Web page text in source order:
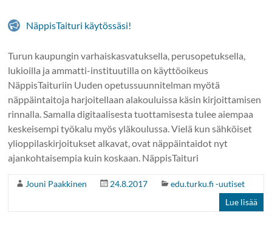
NäppisTaituri käytössäsi!
Turun kaupungin varhaiskasvatuksella, perusopetuksella,
lukioilla ja ammatti-instituutilla on käyttöoikeus
NäppisTaituriin Uuden opetussuunnitelman myötä
näppäintaitoja harjoitellaan alakouluissa käsin kirjoittamisen
rinnalla. Samalla digitaalisesta tuottamisesta tulee aiempaa
keskeisempi työkalu myös yläkoulussa. Vielä kun sähköiset
ylioppilaskirjoitukset alkavat, ovat näppäintaidot nyt
ajankohtaisempia kuin koskaan. NäppisTaituri
Jouni Paakkinen 24.8.2017
edu.turku.fi -uutiset
Lue lisää